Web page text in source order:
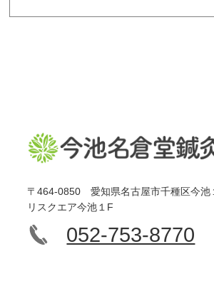
〒464-0850 愛知県名古屋市千種区今
リスクエア今池１F
052-753-8770